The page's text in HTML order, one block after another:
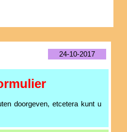
24-10-2017
doorgeven, etcetera kunt u